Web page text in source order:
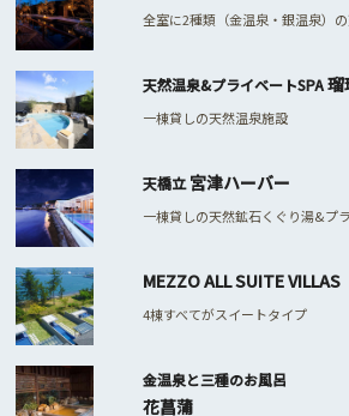
全室に2種類（金温泉・銀温泉）
天然温泉&プライベートSPA瑠
一棟貸しの天然温泉施設
天橋立宮津ハーバー
一棟貸しの天然鉱石くぐり湯&プ
MEZZO ALL SUITE VILLAS
4棟すべてがスイートタイプ
金温泉と三種のお風呂
花菖蒲